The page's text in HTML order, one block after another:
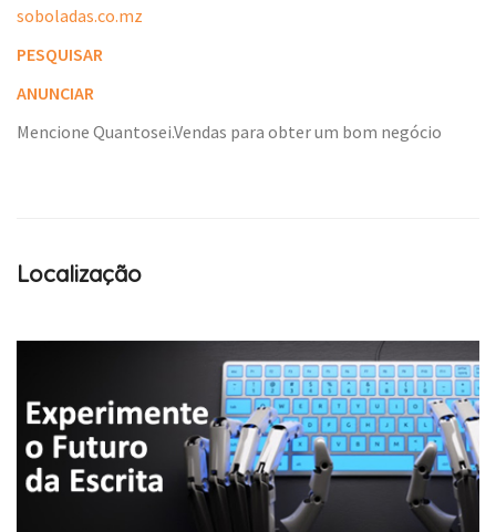
soboladas.co.mz
PESQUISAR
ANUNCIAR
Mencione Quantosei.Vendas para obter um bom negócio
Localização